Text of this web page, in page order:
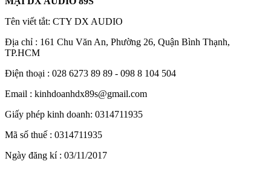
Tên viết tắt: CTY DX AUDIO
Địa chỉ : 161 Chu Văn An, Phường 26, Quận Bình Thạnh,
TP.HCM
Điện thoại : 028 6273 89 89 - 098 8 104 504
Email : kinhdoanhdx89s@gmail.com
Giấy phép kinh doanh: 0314711935
Mã số thuế : 0314711935
Ngày đăng kí : 03/11/2017